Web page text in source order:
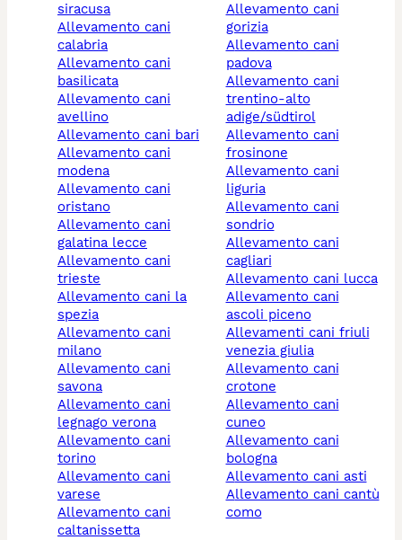
siracusa
allevamento cani
calabria
allevamento cani
basilicata
allevamento cani
avellino
allevamento cani bari
allevamento cani
modena
allevamento cani
oristano
allevamento cani
galatina lecce
allevamento cani
trieste
allevamento cani la
spezia
allevamento cani
milano
allevamento cani
savona
allevamento cani
legnago verona
allevamento cani
torino
allevamento cani
varese
allevamento cani
caltanissetta
allevamento cani
gorizia
allevamento cani
padova
allevamento cani
trentino-alto
adige/südtirol
allevamento cani
frosinone
allevamento cani
liguria
allevamento cani
sondrio
allevamento cani
cagliari
allevamento cani lucca
allevamento cani
ascoli piceno
allevamenti cani friuli
venezia giulia
allevamento cani
crotone
allevamento cani
cuneo
allevamento cani
bologna
allevamento cani asti
allevamento cani cantù
como